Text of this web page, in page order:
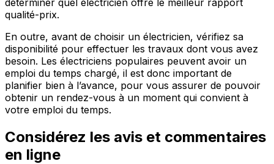
déterminer quel électricien offre le meilleur rapport
qualité-prix.
En outre, avant de choisir un électricien, vérifiez sa
disponibilité pour effectuer les travaux dont vous avez
besoin. Les électriciens populaires peuvent avoir un
emploi du temps chargé, il est donc important de
planifier bien à l’avance, pour vous assurer de pouvoir
obtenir un rendez-vous à un moment qui convient à
votre emploi du temps.
Considérez les avis et commentaires
en ligne